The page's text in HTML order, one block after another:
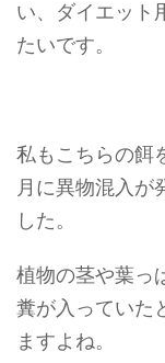
い、 ダイエット
たいです。
私もこちらの餌
月に異物混入が
した。
植物の茎や葉っ
糞が入っていた
ますよね。